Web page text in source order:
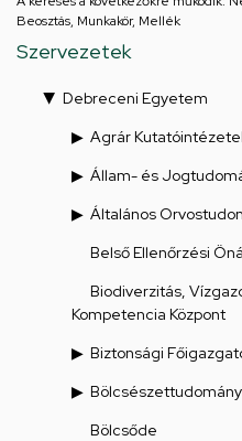
Beosztás, Munkakör, Mellék
Szervezetek
Debreceni Egyetem
Agrár
Állam- és
Általános
Belső Ellenőrzési
Biodiverzitás,
Kompetencia Központ
Biztonsági
Bölcsőde